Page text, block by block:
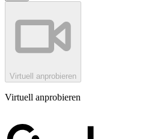
Virtuell anprobieren
Virtuell anprobieren